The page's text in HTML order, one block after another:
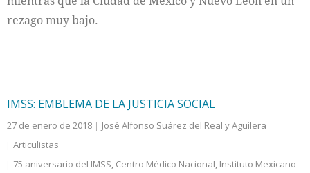
rezago muy bajo.
IMSS: EMBLEMA DE LA JUSTICIA SOCIAL
27 de enero de 2018
José Alfonso Suárez del Real y Aguilera
Articulistas
75 aniversario del IMSS, Centro Médico Nacional, Instituto Mexicano